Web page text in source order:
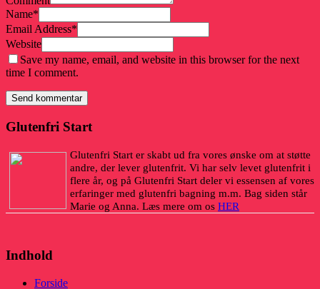
Name*
Email Address*
Website
Save my name, email, and website in this browser for the next
time I comment.
Glutenfri Start
Glutenfri Start er skabt ud fra vores ønske om at støtte
andre, der lever glutenfrit. Vi har selv levet glutenfrit i
flere år, og på Glutenfri Start deler vi essensen af vores
erfaringer med glutenfri bagning m.m. Bag siden står
Marie og Anna. Læs mere om os HER
Indhold
Forside